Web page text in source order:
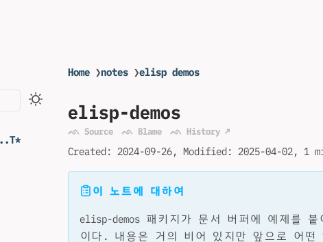
Home ❯notes ❯elisp demos
elisp-demos
ᨒ Source ᨒ Blame ᨒ History ↗
Created: 2024-09-26 Modified: 2025-04-02 1
이 노트에 대하여
elisp-demos 패키지가 문서 버퍼에 예제를
이다. 내용은 거의 비어 있지만 앞으로 어떤